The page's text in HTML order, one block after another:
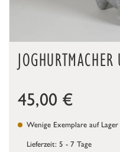
45,00 €
Wenige Exemplare auf
Lieferzeit: 5 - 7 Tage